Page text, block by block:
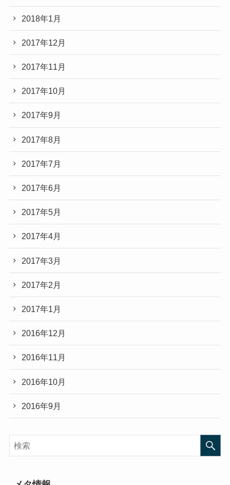
2018年1月
2017年12月
2017年11月
2017年10月
2017年9月
2017年8月
2017年7月
2017年6月
2017年5月
2017年4月
2017年3月
2017年2月
2017年1月
2016年12月
2016年11月
2016年10月
2016年9月